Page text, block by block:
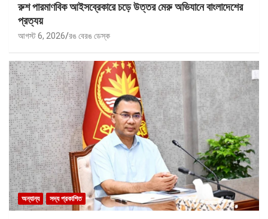
রুশ পারমাণবিক আইসব্রেকারে চড়ে উত্তর মেরু অভিযানে বাংলাদেশের
প্রত্যয়
আগস্ট 6, 2026 রঙ বেরঙ ডেস্ক
অন্যান্য সদ্য প্রকাশিত